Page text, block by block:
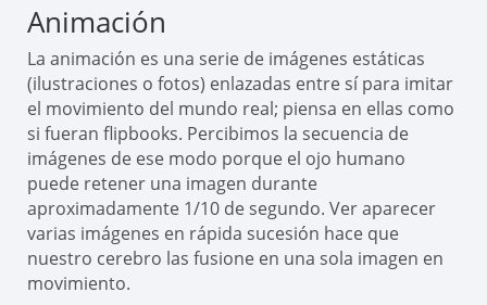
Animación
La animación es una serie de imágenes estáticas
(ilustraciones o fotos) enlazadas entre sí para imitar
el movimiento del mundo real; piensa en ellas como
si fueran flipbooks. Percibimos la secuencia de
imágenes de ese modo porque el ojo humano
puede retener una imagen durante
aproximadamente 1/10 de segundo. Ver aparecer
varias imágenes en rápida sucesión hace que
nuestro cerebro las fusione en una sola imagen en
movimiento.